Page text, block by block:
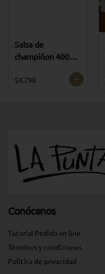
Salsa de
champiñon 400cc
$4.790
Conócenos
Tutorial Pedido on line
Términos y condiciones
Política de privacidad